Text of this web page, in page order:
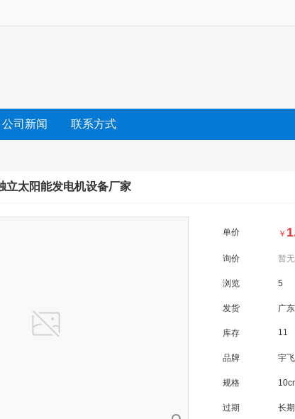
公司新闻 联系方式
立太阳能发电机设备厂家
单价 ￥
询价 暂无
浏览 5
发货 广
库存 11
品牌 宇飞
规格
过期 长